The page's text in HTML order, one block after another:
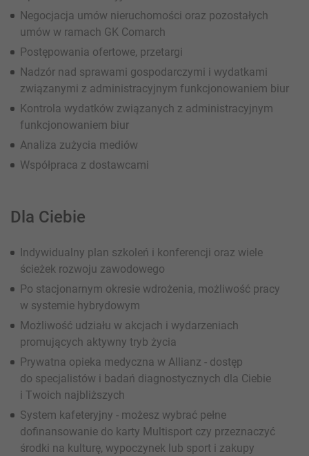
Negocjacja umów nieruchomości oraz pozostałych
umów w ramach GK Comarch
Postępowania ofertowe, przetargi
Nadzór nad sprawami gospodarczymi i wydatkami
związanymi z administracyjnym funkcjonowaniem biur
Kontrola wydatków związanych z administracyjnym
funkcjonowaniem biur
Analiza zużycia mediów
Współpraca z dostawcami
Dla Ciebie
Indywidualny plan szkoleń i konferencji oraz wiele
ścieżek rozwoju zawodowego
Po stacjonarnym okresie wdrożenia, możliwość pracy
w systemie hybrydowym
Możliwość udziału w akcjach i wydarzeniach
promujących aktywny tryb życia
Prywatna opieka medyczna w Allianz - dostęp
do specjalistów i badań diagnostycznych dla Ciebie
i Twoich najbliższych
System kafeteryjny - możesz wybrać pełne
dofinansowanie do karty Multisport czy przeznaczyć
środki na kulturę, wypoczynek lub sport i zakupy